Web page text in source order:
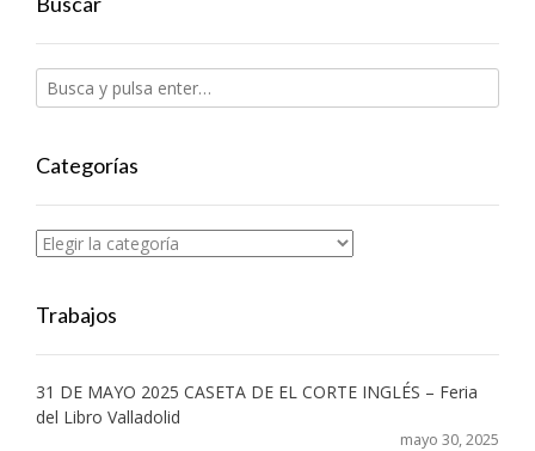
Categorías
Categorías
Trabajos
31 DE MAYO 2025 CASETA DE EL CORTE INGLÉS – Feria
del Libro Valladolid
mayo 30, 2025